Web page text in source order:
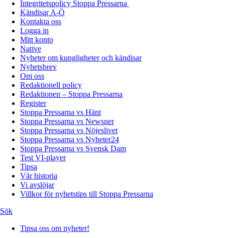
Integritetspolicy Stoppa Pressarna
Kändisar A-Ö
Kontakta oss
Logga in
Mitt konto
Native
Nyheter om kungligheter och kändisar
Nyhetsbrev
Om oss
Redaktionell policy
Redaktionen – Stoppa Pressarna
Register
Stoppa Pressarna vs Hänt
Stoppa Pressarna vs Newsner
Stoppa Pressarna vs Nöjeslivet
Stoppa Pressarna vs Nyheter24
Stoppa Pressarna vs Svensk Dam
Test VI-player
Tipsa
Vår historia
Vi avslöjar
Villkor för nyhetstips till Stoppa Pressarna
Sök
Tipsa oss om nyheter!